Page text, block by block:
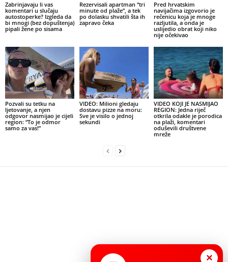
Zabrinjavaju li vas
komentari u slučaju
autostoperke? Izgleda da
bi mnogi (bez dopuštenja)
pipali žene po sisama
Rezervisali apartman “tri
minute od plaže”, a tek
po dolasku shvatili šta ih
zapravo čeka
Pred hrvatskim
navijačima izgovorio je
rečenicu koja je mnoge
razljutila, a onda je
uslijedio obrat koji niko
nije očekivao
Pozvali su tetku na
ljetovanje, a njen
odgovor nasmijao je cijeli
region: “To je odmor
samo za vas!”
VIDEO: Milioni gledaju
dostavu pizze na moru:
Sve je visilo o jednoj
sekundi
VIDEO KOJI JE NASMIJAO
REGION: Jedna riječ
otkrila odakle je porodica
na plaži, komentari
oduševili društvene
mreže
×